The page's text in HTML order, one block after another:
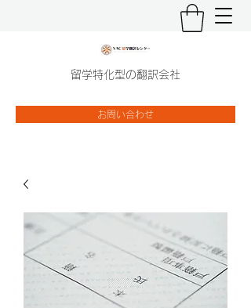
留学特化型の翻訳会社
お問い合わせ